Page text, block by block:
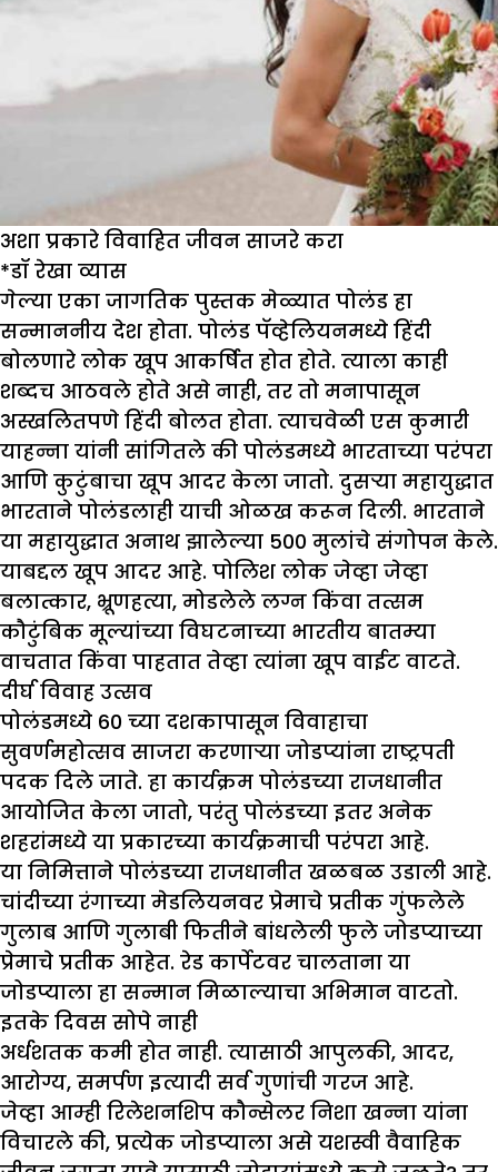
अशा प्रकारे विवाहित जीवन साजरे करा
*डॉ रेखा व्यास
गेल्या एका जागतिक पुस्तक मेळ्यात पोलंड हा
सन्माननीय देश होता. पोलंड पॅव्हेलियनमध्ये हिंदी
बोलणारे लोक खूप आकर्षित होत होते. त्याला काही
शब्दच आठवले होते असे नाही, तर तो मनापासून
अस्खलितपणे हिंदी बोलत होता. त्याचवेळी एस कुमारी
याहन्ना यांनी सांगितले की पोलंडमध्ये भारताच्या परंपरा
आणि कुटुंबाचा खूप आदर केला जातो. दुसऱ्या महायुद्धात
भारताने पोलंडलाही याची ओळख करून दिली. भारताने
या महायुद्धात अनाथ झालेल्या 500 मुलांचे संगोपन केले.
याबद्दल खूप आदर आहे. पोलिश लोक जेव्हा जेव्हा
बलात्कार, भ्रूणहत्या, मोडलेले लग्न किंवा तत्सम
कौटुंबिक मूल्यांच्या विघटनाच्या भारतीय बातम्या
वाचतात किंवा पाहतात तेव्हा त्यांना खूप वाईट वाटते.
दीर्घ विवाह उत्सव
पोलंडमध्ये 60 च्या दशकापासून विवाहाचा
सुवर्णमहोत्सव साजरा करणाऱ्या जोडप्यांना राष्ट्रपती
पदक दिले जाते. हा कार्यक्रम पोलंडच्या राजधानीत
आयोजित केला जातो, परंतु पोलंडच्या इतर अनेक
शहरांमध्ये या प्रकारच्या कार्यक्रमाची परंपरा आहे.
या निमित्ताने पोलंडच्या राजधानीत खळबळ उडाली आहे.
चांदीच्या रंगाच्या मेडलियनवर प्रेमाचे प्रतीक गुंफलेले
गुलाब आणि गुलाबी फितीने बांधलेली फुले जोडप्याच्या
प्रेमाचे प्रतीक आहेत. रेड कार्पेटवर चालताना या
जोडप्याला हा सन्मान मिळाल्याचा अभिमान वाटतो.
इतके दिवस सोपे नाही
अर्धशतक कमी होत नाही. त्यासाठी आपुलकी, आदर,
आरोग्य, समर्पण इत्यादी सर्व गुणांची गरज आहे.
जेव्हा आम्ही रिलेशनशिप कौन्सेलर निशा खन्ना यांना
विचारले की, प्रत्येक जोडप्याला असे यशस्वी वैवाहिक